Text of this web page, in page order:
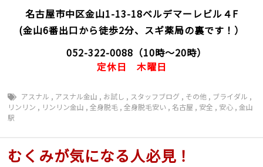
名古屋市中区金山1-13-18ベルデマーレビル４F
(金山6番出口から徒歩2分、スギ薬局の裏です！）
052-322-0088 （10時～20時）
定休日
木曜日
アスナル , アスナル金山 , お試し , スタッフブログ , その他 , ブライダル ,
リンリン , リンリン金山 ,全身脱毛 ,全身脱毛安い ,名古屋 , 安全 , 安心 ,金山
駅
むくみが気になる人必見！